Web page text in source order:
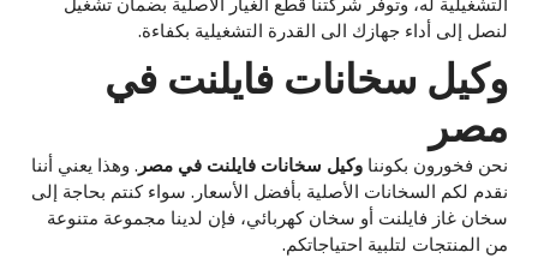
التشغيلية له، وتوفر شركتنا قطع الغيار الاصلية بضمان تشغيل
لنصل إلى أداء جهازك الى القدرة التشغيلية بكفاءة.
وكيل سخانات فايلنت في
مصر
نحن فخورون بكوننا وكيل سخانات فايلنت في مصر . وهذا يعني أننا
نقدم لكم السخانات الأصلية بأفضل الأسعار. سواء كنتم بحاجة إلى
سخان غاز فايلنت أو سخان كهربائي، فإن لدينا مجموعة متنوعة
من المنتجات لتلبية احتياجاتكم.